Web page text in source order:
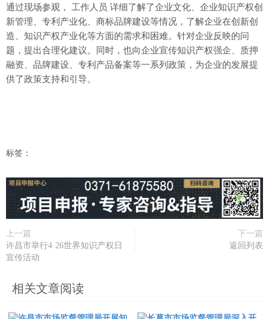
通过现场参观， 工作人员 详细了解了企业文化、企业知识产权创
新管理、专利产业化、商标品牌建设等情况，了解企业在创新创
造、知识产权产业化等方面的需求和困难。针对企业反映的问
题，提出合理化建议。同时，也向企业宣传知识产权强企、质押
融资、品牌建设、专利产品备案等一系列政策，为企业的发展提
供了政策支持和引导。
标签：
上一篇
许昌市举行4·26世界知识产权日
宣传活动
下一篇
返回列表
相关文章阅读